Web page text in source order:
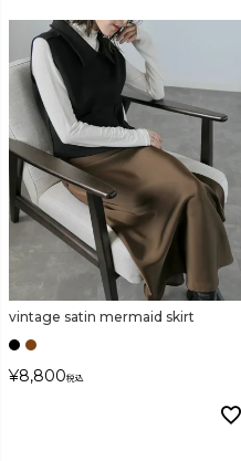
vintage satin mermaid skirt
¥8,800税込